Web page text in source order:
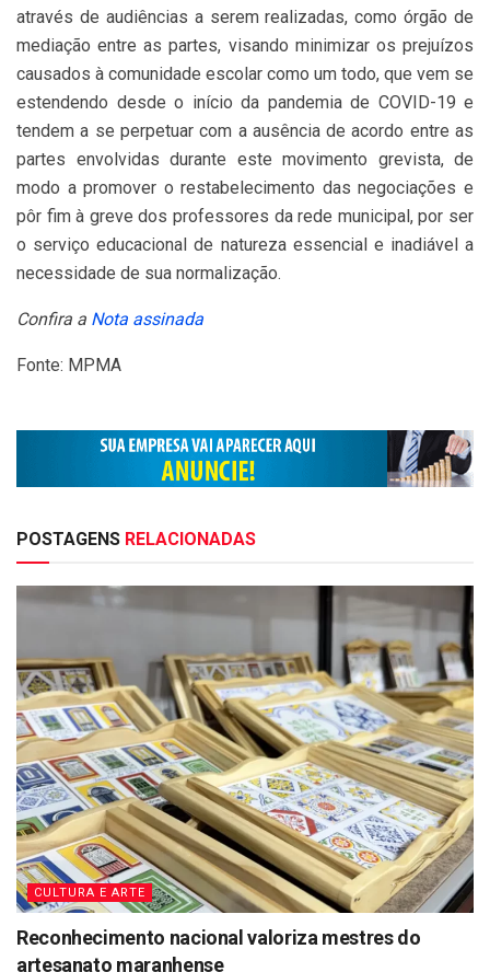
através de audiências a serem realizadas, como órgão de
mediação entre as partes, visando minimizar os prejuízos
causados à comunidade escolar como um todo, que vem se
estendendo desde o início da pandemia de COVID-19 e
tendem a se perpetuar com a ausência de acordo entre as
partes envolvidas durante este movimento grevista, de
modo a promover o restabelecimento das negociações e
pôr fim à greve dos professores da rede municipal, por ser
o serviço educacional de natureza essencial e inadiável a
necessidade de sua normalização.
Confira a Nota assinada
Fonte: MPMA
POSTAGENS RELACIONADAS
CULTURA E ARTE
Reconhecimento nacional valoriza mestres do
artesanato maranhense